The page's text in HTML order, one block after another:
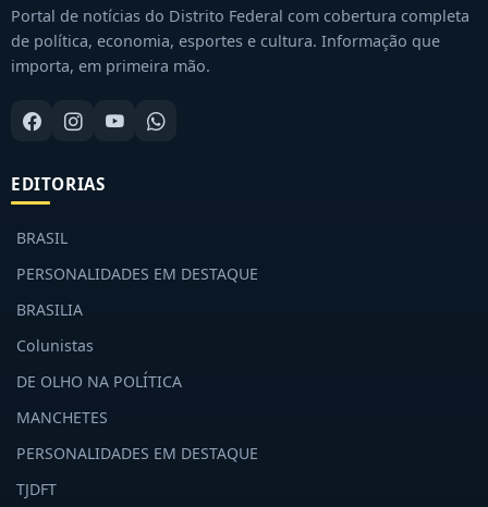
Portal de notícias do Distrito Federal com cobertura completa
de política, economia, esportes e cultura. Informação que
importa, em primeira mão.
EDITORIAS
BRASIL
PERSONALIDADES EM DESTAQUE
BRASILIA
Colunistas
DE OLHO NA POLÍTICA
MANCHETES
PERSONALIDADES EM DESTAQUE
TJDFT